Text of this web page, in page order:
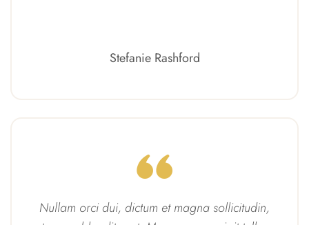
Stefanie Rashford
Nullam orci dui, dictum et magna sollicitudin,